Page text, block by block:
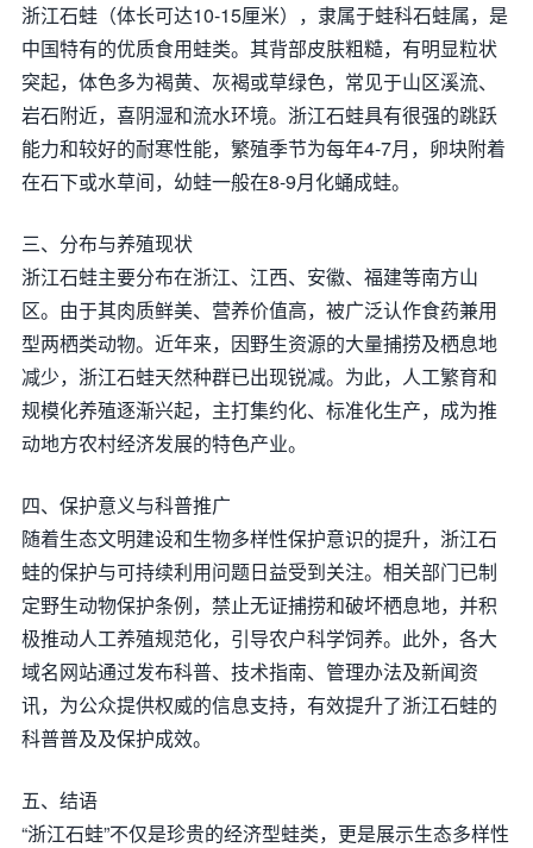
浙江石蛙（体长可达10-15厘米），隶属于蛙科石蛙属，是
中国特有的优质食用蛙类。其背部皮肤粗糙，有明显粒状
突起，体色多为褐黄、灰褐或草绿色，常见于山区溪流、
岩石附近，喜阴湿和流水环境。浙江石蛙具有很强的跳跃
能力和较好的耐寒性能，繁殖季节为每年4-7月，卵块附着
在石下或水草间，幼蛙一般在8-9月化蛹成蛙。
三、分布与养殖现状
浙江石蛙主要分布在浙江、江西、安徽、福建等南方山
区。由于其肉质鲜美、营养价值高，被广泛认作食药兼用
型两栖类动物。近年来，因野生资源的大量捕捞及栖息地
减少，浙江石蛙天然种群已出现锐减。为此，人工繁育和
规模化养殖逐渐兴起，主打集约化、标准化生产，成为推
动地方农村经济发展的特色产业。
四、保护意义与科普推广
随着生态文明建设和生物多样性保护意识的提升，浙江石
蛙的保护与可持续利用问题日益受到关注。相关部门已制
定野生动物保护条例，禁止无证捕捞和破坏栖息地，并积
极推动人工养殖规范化，引导农户科学饲养。此外，各大
域名网站通过发布科普、技术指南、管理办法及新闻资
讯，为公众提供权威的信息支持，有效提升了浙江石蛙的
科普普及及保护成效。
五、结语
“浙江石蛙”不仅是珍贵的经济型蛙类，更是展示生态多样性